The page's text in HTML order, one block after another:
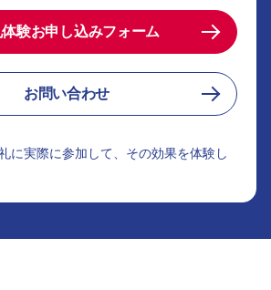
験お申し込みフォーム
お問い合わせ
に実際に参加して、その効果を体験し